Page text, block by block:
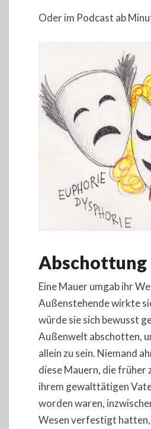
Oder im Podcast ab
Abschottung
Eine Mauer umgab ihr
Außenstehende wirkte
würde sie sich bewusst
Außenwelt abschotten,
allein zu sein. Niemand
diese Mauern, die früher
ihrem gewalttätigen
worden waren,
Wesen verfestigt hatten,